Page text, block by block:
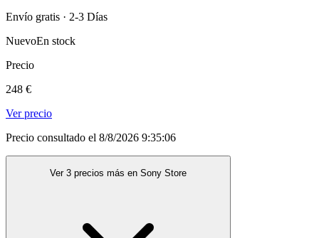
Envío gratis · 2-3 Días
NuevoEn stock
Precio
248 €
Ver precio
Precio consultado el 8/8/2026 9:35:06
Ver 3 precios más en Sony Store